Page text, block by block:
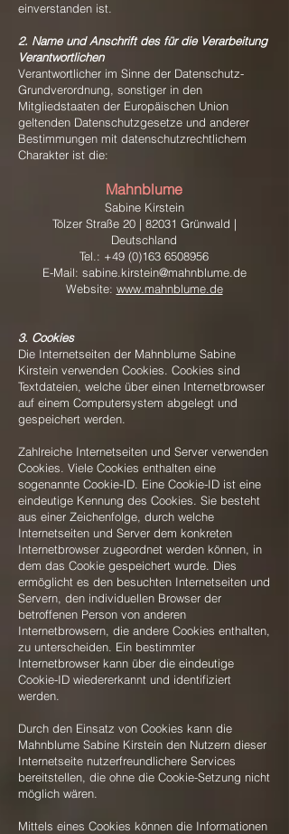
einverstanden ist.
2. Name und Anschrift des für die Verarbeitung
Verantwortlichen
Verantwortlicher im Sinne der Datenschutz-
Grundverordnung, sonstiger in den
Mitgliedstaaten der Europäischen Union
geltenden Datenschutzgesetze und anderer
Bestimmungen mit datenschutzrechtlichem
Charakter ist die:
Mahnblume
Sabine Kirstein
Tölzer Straße 20 | 82031 Grünwald |
Deutschland
Tel.: +49 (0)163 6508956
E-Mail: sabine.kirstein@mahnblume.de
Website: www.mahnblume.de
3. Cookies
Die Internetseiten der Mahnblume Sabine
Kirstein verwenden Cookies. Cookies sind
Textdateien, welche über einen Internetbrowser
auf einem Computersystem abgelegt und
gespeichert werden.
Zahlreiche Internetseiten und Server verwenden
Cookies. Viele Cookies enthalten eine
sogenannte Cookie-ID. Eine Cookie-ID ist eine
eindeutige Kennung des Cookies. Sie besteht
aus einer Zeichenfolge, durch welche
Internetseiten und Server dem konkreten
Internetbrowser zugeordnet werden können, in
dem das Cookie gespeichert wurde. Dies
ermöglicht es den besuchten Internetseiten und
Servern, den individuellen Browser der
betroffenen Person von anderen
Internetbrowsern, die andere Cookies enthalten,
zu unterscheiden. Ein bestimmter
Internetbrowser kann über die eindeutige
Cookie-ID wiedererkannt und identifiziert
werden.
Durch den Einsatz von Cookies kann die
Mahnblume Sabine Kirstein den Nutzern dieser
Internetseite nutzerfreundlichere Services
bereitstellen, die ohne die Cookie-Setzung nicht
möglich wären.
Mittels eines Cookies können die Informationen